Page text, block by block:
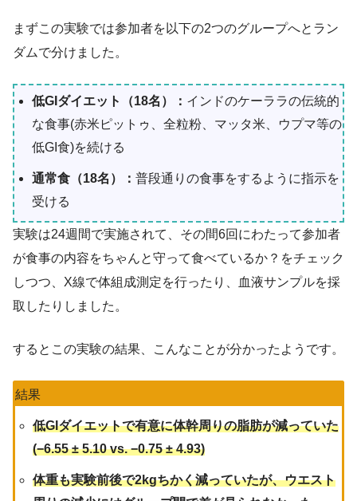
まずこの実験では参加者を以下の2つのグループへとラン
ダムで分けました。
低GIダイエット（18名）： インドのケーララの伝統的
な食事(赤米ピットゥ、全粒粉、マッタ米、ウプマ等の
低GI食)を続ける
通常食（18名）：普段通りの食事をするように指示を
受ける
実験は24週間で実施されて、その間6回にわたって参加者
が食事の内容をちゃんと守って食べているか？をチェック
しつつ、X線で体組成測定を行ったり、血液サンプルを採
取したりしました。
するとこの実験の結果、こんなことが分かったようです。
結果
低GIダイエットで有意に体幹周りの脂肪が減っていた
(−6.55 ± 5.10 vs. −0.75 ± 4.93)
体重も実験前後で2kgちかく減っていたが、ウエスト